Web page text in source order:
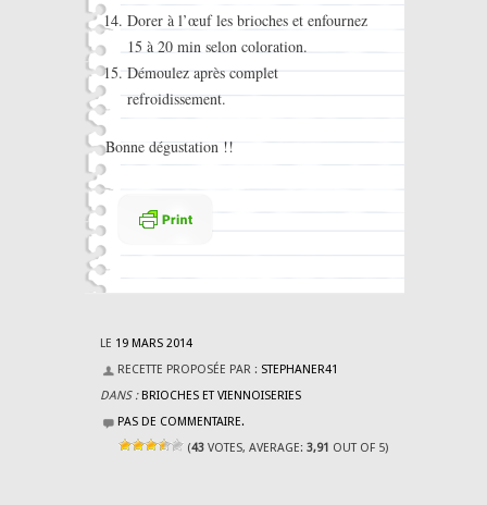
Dorer à l’œuf les brioches et enfournez
15 à 20 min selon coloration.
Démoulez après complet
refroidissement.
Bonne dégustation !!
LE 19 MARS 2014
RECETTE PROPOSÉE PAR : STEPHANER41
DANS : BRIOCHES ET VIENNOISERIES
PAS DE COMMENTAIRE.
(43VOTES, AVERAGE: 3,91 OUT OF 5)